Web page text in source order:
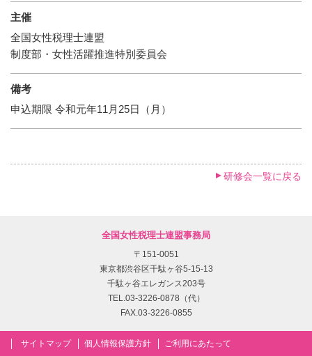
主催
全国女性税理士連盟
制度部・女性活躍推進特別委員会
備考
申込期限 令和元年11月25日（月）
研修会一覧に戻る
全国女性税理士連盟事務局
〒151-0051
東京都渋谷区千駄ヶ谷5-15-13
千駄ヶ谷エレガンス203号
TEL.03-3226-0878（代）
FAX.03-3226-0855
サイトマップ 個人情報保護方針 ご利用にあたって